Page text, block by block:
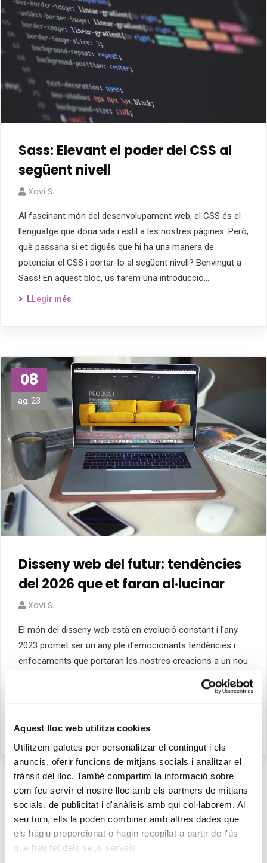
Aquest lloc web utilitza cookies
Utilitzem galetes per personalitzar el contingut i els
anuncis, oferir funcions de mitjans socials i analitzar el
trànsit del lloc. També compartim la informació sobre
com feu servir el nostre lloc amb els partners de mitjans
socials, de publicitat i d'anàlisis amb qui col·laborem. Al
seu torn, ells la poden combinar amb altres dades que
els hàgiu proporcionat o hagin recopilat a partir de l'ús
que heu fet dels seus serveis.
Sass: Elevant el poder del CSS al
següent nivell
Xavi S.
Al fascinant món del desenvolupament web, el CSS és el
llenguatge que dóna vida i estil a les nostres pàgines. Però,
què passaria si et digués que hi ha una manera de
potenciar el CSS i portar-lo al següent nivell? Benvingut a
Sass! En aquest bloc, us farem una introducció…
LLegir més
08
ag. 23
Disseny web del futur: tendències
del 2026 que et faran al·lucinar
Xavi S.
El món del disseny web està en evolució constant i l'any
2023 promet ser un any ple d'emocionants tendències i
enfocaments que portaran les nostres creacions a un nou
nivell. En aquest article, ens submergirem en els detalls i
explorar en profunditat algunes de les tendències més
LLegir més
Cerca